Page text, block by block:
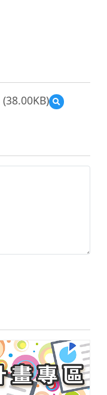
(38.00KB)
預
覽
評
量-